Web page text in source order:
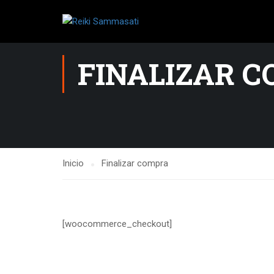
FINALIZAR
Inicio Finalizar compra
[woocommerce_checkout]